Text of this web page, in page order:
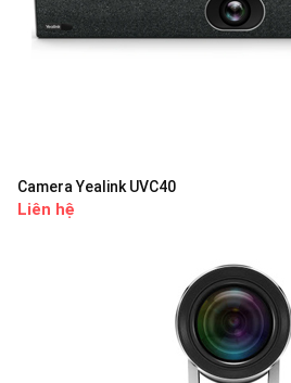
Camera Yealink UVC40
Liên hệ